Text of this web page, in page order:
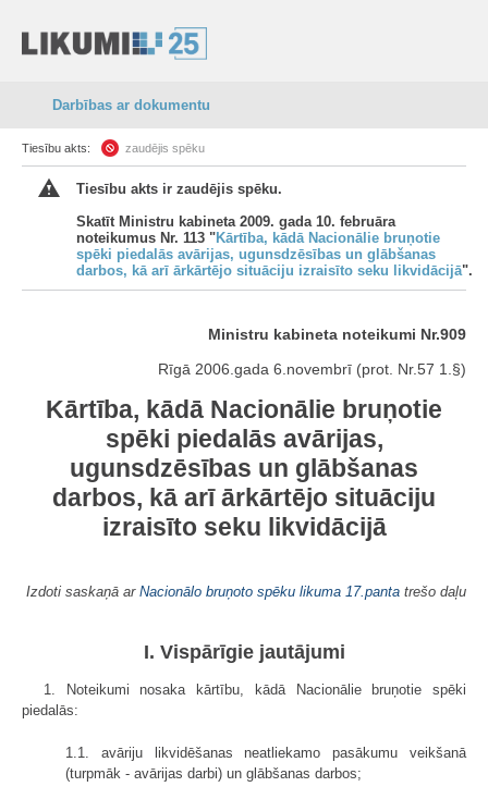
Darbības ar dokumentu
Tiesību akts: zaudējis spēku
Tiesību akts ir zaudējis spēku.
Skatīt Ministru kabineta 2009. gada 10. februāra
noteikumus Nr. 113 "Kārtība, kādā Nacionālie bruņotie
spēki piedalās avārijas, ugunsdzēsības un glābšanas
darbos, kā arī ārkārtējo situāciju izraisīto seku likvidācijā".
Ministru kabineta noteikumi Nr.909
Rīgā 2006.gada 6.novembrī (prot. Nr.57 1.§)
Kārtība, kādā Nacionālie bruņotie
spēki piedalās avārijas,
ugunsdzēsības un glābšanas
darbos, kā arī ārkārtējo situāciju
izraisīto seku likvidācijā
Izdoti saskaņā ar Nacionālo bruņoto spēku likuma 17.panta trešo daļu
I. Vispārīgie jautājumi
1. Noteikumi nosaka kārtību, kādā Nacionālie bruņotie spēki
piedalās:
1.1. avāriju likvidēšanas neatliekamo pasākumu veikšanā
(turpmāk - avārijas darbi) un glābšanas darbos;